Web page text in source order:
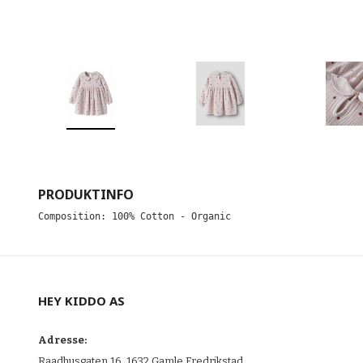
PRODUKTINFO
Composition: 100% Cotton - Organic
HEY KIDDO AS
Adresse: